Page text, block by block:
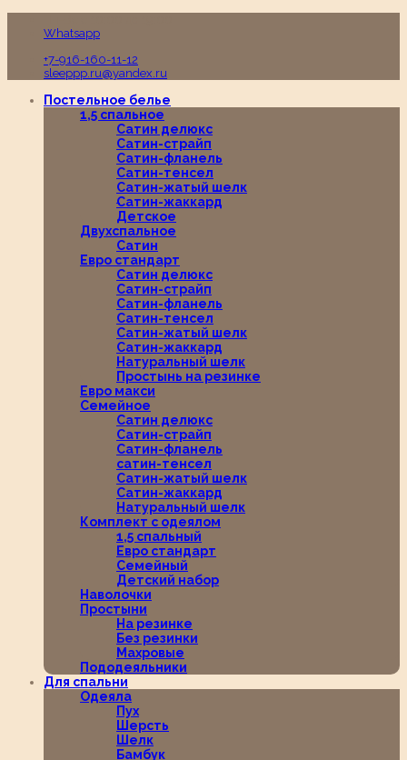
Whatsapp
+7-916-160-11-12
sleeppp.ru@yandex.ru
Постельное белье
1,5 спальное
Сатин делюкс
Сатин-страйп
Сатин-фланель
Сатин-тенсел
Сатин-жатый шелк
Сатин-жаккард
Детское
Двухспальное
Сатин
Евро стандарт
Сатин делюкс
Сатин-страйп
Сатин-фланель
Сатин-тенсел
Сатин-жатый шелк
Сатин-жаккард
Натуральный шелк
Простынь на резинке
Евро макси
Семейное
Сатин делюкс
Сатин-страйп
Сатин-фланель
сатин-тенсел
Сатин-жатый шелк
Сатин-жаккард
Натуральный шелк
Комплект с одеялом
1,5 спальный
Евро стандарт
Семейный
Детский набор
Наволочки
Простыни
На резинке
Без резинки
Махровые
Пододеяльники
Для спальни
Одеяла
Пух
Шерсть
Шелк
Бамбук